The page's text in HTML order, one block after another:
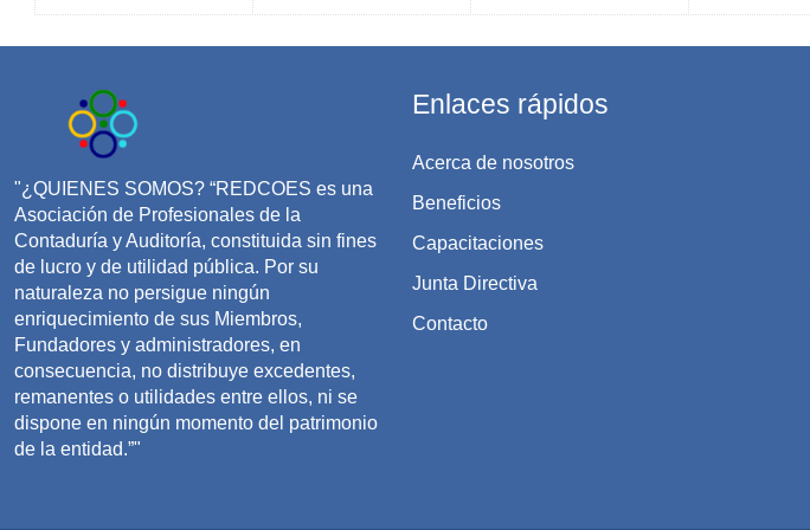
"¿QUIENES SOMOS? “REDCOES es una
Asociación de Profesionales de la
Contaduría y Auditoría, constituida sin fines
de lucro y de utilidad pública. Por su
naturaleza no persigue ningún
enriquecimiento de sus Miembros,
Fundadores y administradores, en
consecuencia, no distribuye excedentes,
remanentes o utilidades entre ellos, ni se
dispone en ningún momento del patrimonio
de la entidad.”"
Enlaces rápidos
Acerca de nosotros
Beneficios
Capacitaciones
Junta Directiva
Contacto